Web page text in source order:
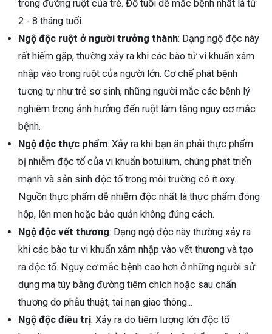
trong đường ruột của trẻ. Độ tuổi dễ mắc bệnh nhất là từ
2 - 8 tháng tuổi.
Ngộ độc ruột ở người trưởng thành: Dạng ngộ độc này
rất hiếm gặp, thường xảy ra khi các bào tử vi khuẩn xâm
nhập vào trong ruột của người lớn. Cơ chế phát bệnh
tương tự như trẻ sơ sinh, những người mắc các bệnh lý
nghiêm trọng ảnh hưởng đến ruột làm tăng nguy cơ mắc
bệnh.
Ngộ độc thực phẩm: Xảy ra khi bạn ăn phải thực phẩm
bị nhiễm độc tố của vi khuẩn botulium, chúng phát triển
mạnh và sản sinh độc tố trong môi trường có ít oxy.
Nguồn thực phẩm dễ nhiễm độc nhất là thực phẩm đóng
hộp, lên men hoặc bảo quản không đúng cách.
Ngộ độc vết thương: Dạng ngộ độc này thường xảy ra
khi các bào tư vi khuẩn xâm nhập vào vết thương và tạo
ra độc tố. Nguy cơ mắc bệnh cao hơn ở những người sử
dụng ma túy bằng đường tiêm chích hoặc sau chấn
thương do phẫu thuật, tai nạn giao thông...
Ngộ độc điều trị: Xảy ra do tiêm lượng lớn độc tố